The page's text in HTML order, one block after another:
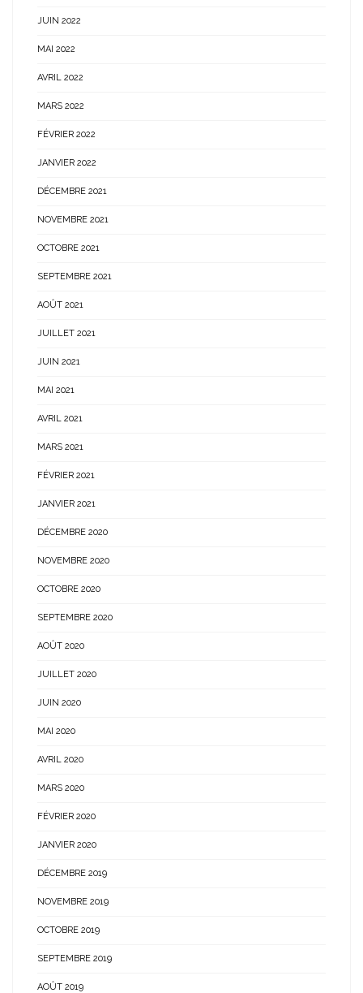
JUIN 2022
MAI 2022
AVRIL 2022
MARS 2022
FÉVRIER 2022
JANVIER 2022
DÉCEMBRE 2021
NOVEMBRE 2021
OCTOBRE 2021
SEPTEMBRE 2021
AOÛT 2021
JUILLET 2021
JUIN 2021
MAI 2021
AVRIL 2021
MARS 2021
FÉVRIER 2021
JANVIER 2021
DÉCEMBRE 2020
NOVEMBRE 2020
OCTOBRE 2020
SEPTEMBRE 2020
AOÛT 2020
JUILLET 2020
JUIN 2020
MAI 2020
AVRIL 2020
MARS 2020
FÉVRIER 2020
JANVIER 2020
DÉCEMBRE 2019
NOVEMBRE 2019
OCTOBRE 2019
SEPTEMBRE 2019
AOÛT 2019